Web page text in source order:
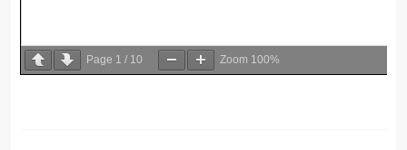
Page 1 / 10 Zoom 100%